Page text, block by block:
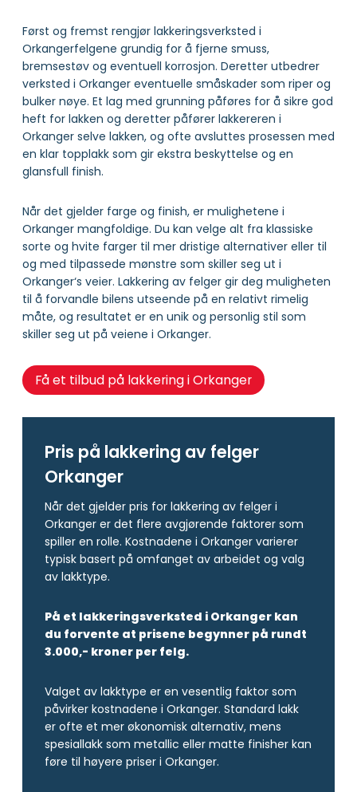
Først og fremst rengjør lakkeringsverksted i
Orkangerfelgene grundig for å fjerne smuss,
bremsestøv og eventuell korrosjon. Deretter utbedrer
verksted i Orkanger eventuelle småskader som riper og
bulker nøye. Et lag med grunning påføres for å sikre god
heft for lakken og deretter påfører lakkereren i
Orkanger selve lakken, og ofte avsluttes prosessen med
en klar topplakk som gir ekstra beskyttelse og en
glansfull finish.
Når det gjelder farge og finish, er mulighetene i
Orkanger mangfoldige. Du kan velge alt fra klassiske
sorte og hvite farger til mer dristige alternativer eller til
og med tilpassede mønstre som skiller seg ut i
Orkanger‘s veier. Lakkering av felger gir deg muligheten
til å forvandle bilens utseende på en relativt rimelig
måte, og resultatet er en unik og personlig stil som
skiller seg ut på veiene i Orkanger.
Få et tilbud på lakkering i Orkanger
Pris på lakkering av felger
Orkanger
Når det gjelder pris for lakkering av felger i
Orkanger er det flere avgjørende faktorer som
spiller en rolle. Kostnadene i Orkanger varierer
typisk basert på omfanget av arbeidet og valg
av lakktype.
På et lakkeringsverksted i Orkanger kan
du forvente at prisene begynner på rundt
3.000,- kroner per felg.
Valget av lakktype er en vesentlig faktor som
påvirker kostnadene i Orkanger. Standard lakk
er ofte et mer økonomisk alternativ, mens
spesiallakk som metallic eller matte finisher kan
føre til høyere priser i Orkanger.